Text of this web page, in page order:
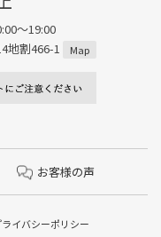
～19:00
地割466-1
Map
お客様の声
ライバシーポリシー